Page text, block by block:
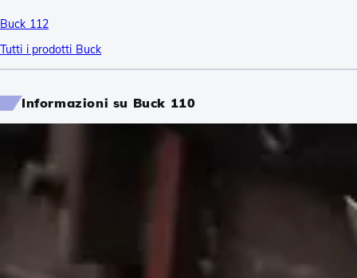
Buck 112
Tutti i prodotti Buck
Informazioni su Buck 110